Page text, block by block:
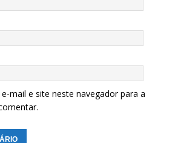
mail e site neste navegador para a